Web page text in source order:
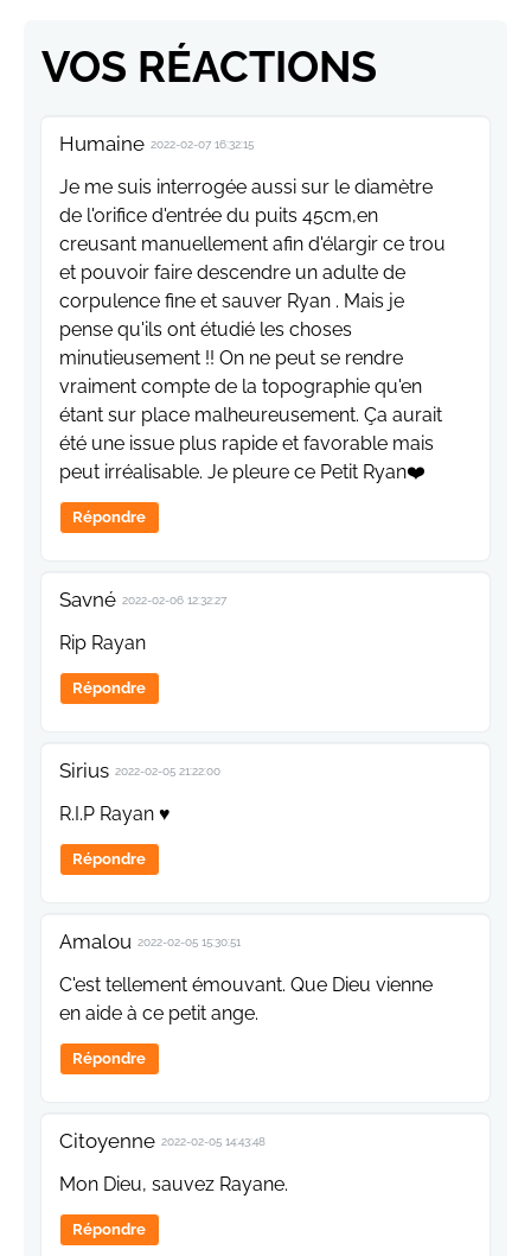
VOS RÉACTIONS
Humaine 2022-02-07 16:32:15
Je me suis interrogée aussi sur le diamètre
de l'orifice d'entrée du puits 45cm,en
creusant manuellement afin d'élargir ce trou
et pouvoir faire descendre un adulte de
corpulence fine et sauver Ryan . Mais je
pense qu'ils ont étudié les choses
minutieusement !! On ne peut se rendre
vraiment compte de la topographie qu'en
étant sur place malheureusement. Ça aurait
été une issue plus rapide et favorable mais
peut irréalisable. Je pleure ce Petit Ryan❤️
Répondre
Savné 2022-02-06 12:32:27
Rip Rayan
Répondre
Sirius 2022-02-05 21:22:00
R.I.P Rayan ♥
Répondre
Amalou 2022-02-05 15:30:51
C'est tellement émouvant. Que Dieu vienne
en aide à ce petit ange.
Répondre
Citoyenne 2022-02-05 14:43:48
Mon Dieu, sauvez Rayane.
Répondre